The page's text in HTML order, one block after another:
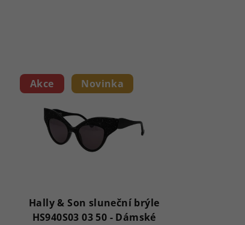
Akce Novinka
Hally & Son sluneční brýle
HS940S03 03 50 - Dámské